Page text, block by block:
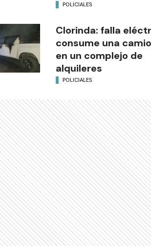
POLICIALES
Clorinda: falla
consume una
en un complejo de
alquileres
POLICIALES